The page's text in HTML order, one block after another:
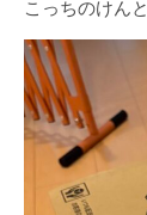
こっちのけん